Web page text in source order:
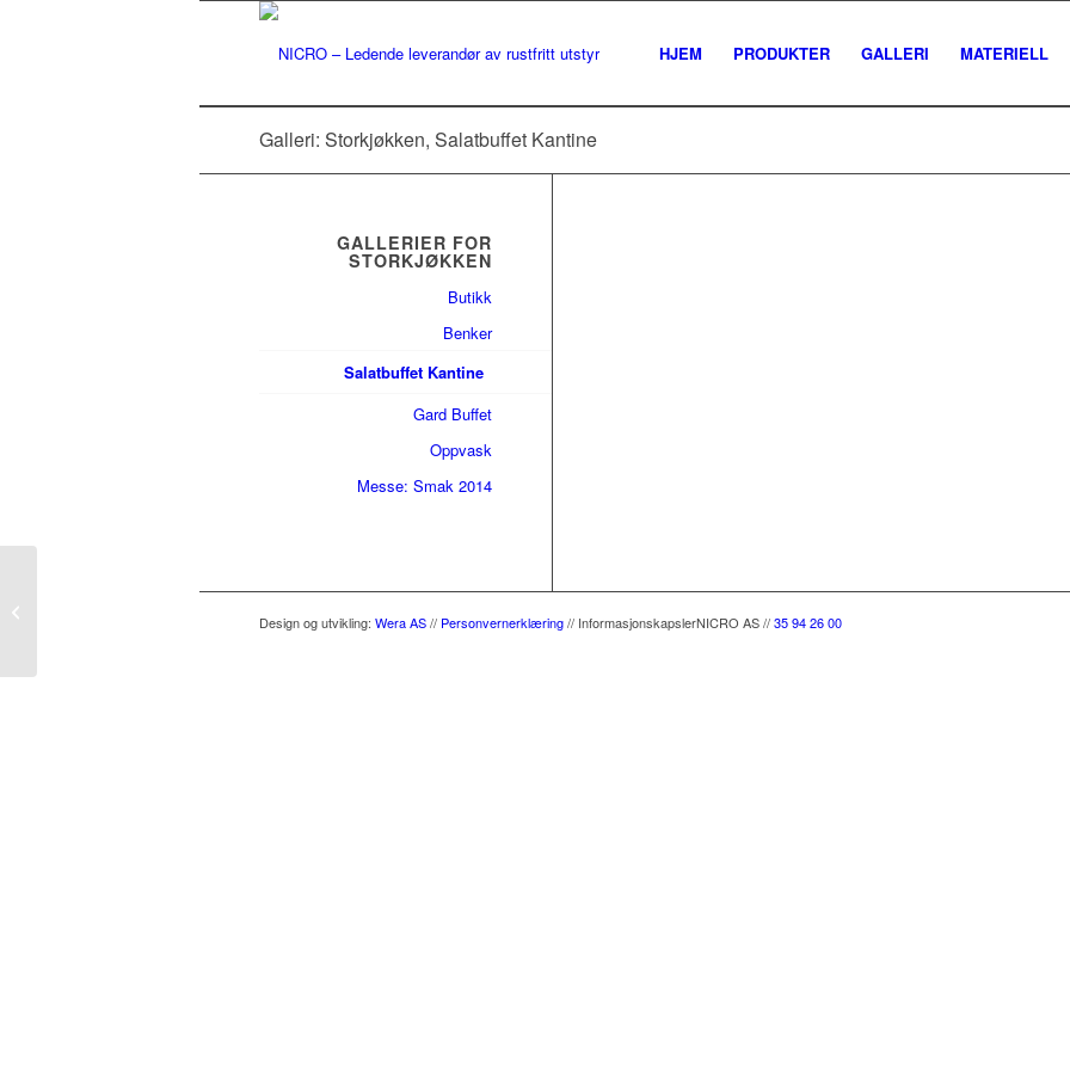
HJEM PRODUKTER GALLERI MATERIELL
Galleri: Storkjøkken, Salatbuffet Kantine
GALLERIER FOR
STORKJØKKEN
Butikk
Benker
Salatbuffet Kantine
Gard Buffet
Oppvask
Messe: Smak 2014
Design og utvikling: Wera AS// Personvernerklæring// InformasjonskapslerNICRO AS //35 94 26 00